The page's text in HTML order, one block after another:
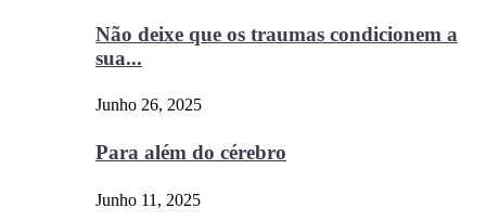
Não deixe que os traumas condicionem a
sua...
Junho 26, 2025
Para além do cérebro
Junho 11, 2025